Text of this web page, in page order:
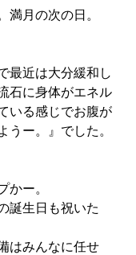
満月の次の日。
最近は大分緩和し
石に身体がエネル
いる感じでお腹が
うー。』でした。
かー。
誕生日も祝いた
はみんなに任せ